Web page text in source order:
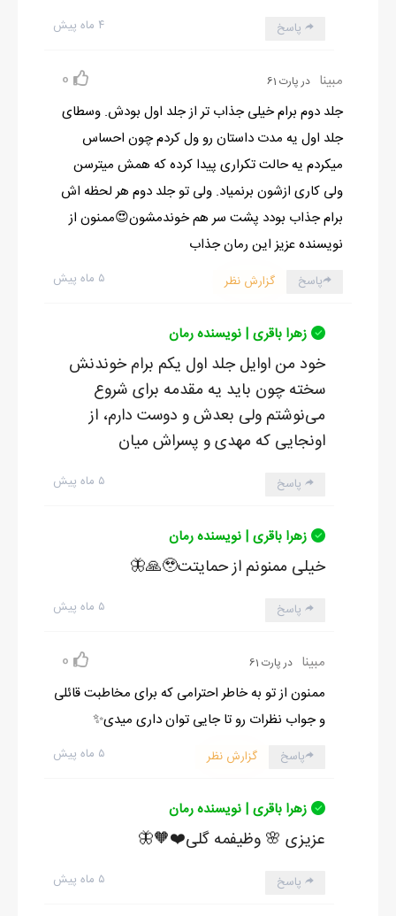
۴ ماه پیش پاسخ
مبینا در پارت 61 0
جلد دوم برام خیلی جذاب تر از جلد اول بودش. وسطای
جلد اول یه مدت داستان رو ول کردم چون احساس
میکردم یه حالت تکراری پیدا کرده که همش میترسن
ولی کاری ازشون برنمیاد. ولی تو جلد دوم هر لحظه اش
برام جذاب بودد پشت سر هم خوندمشون😍ممنون از
نویسنده عزیز این رمان جذاب
۵ ماه پیش پاسخ گزارش نظر
زهرا باقری | نویسنده رمان
خود من اوایل جلد اول یکم برام خوندنش
سخته چون باید یه مقدمه برای شروع
می‌نوشتم ولی بعدش و دوست دارم، از
اونجایی که مهدی و پسراش میان
۵ ماه پیش پاسخ
زهرا باقری | نویسنده رمان
خیلی ممنونم از حمایتت🥹🙏🦋
۵ ماه پیش پاسخ
مبینا در پارت 61 0
ممنون از تو به خاطر احترامی که برای مخاطبت قائلی
و جواب نظرات رو تا جایی توان داری میدی✨
۵ ماه پیش پاسخ گزارش نظر
زهرا باقری | نویسنده رمان
عزیزی 🌸 وظیفمه گلی❤️🧡🦋
۵ ماه پیش پاسخ